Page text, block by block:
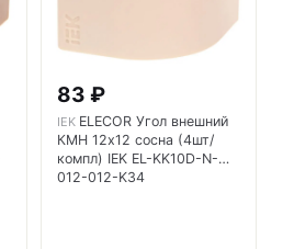
83 ₽
IEK ELECOR Угол внешний
КМН 12х12 сосна (4шт/
компл) IEK EL-KK10D-N-
012-012-K34